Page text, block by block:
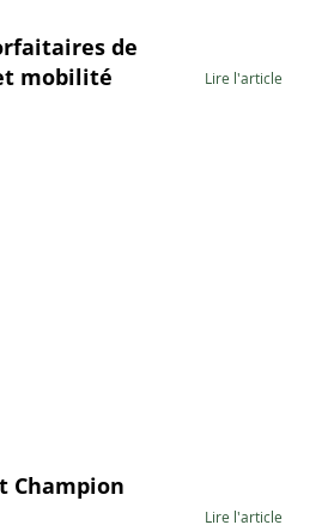
de
mobilité
Lire l'article
Champion
Lire l'article